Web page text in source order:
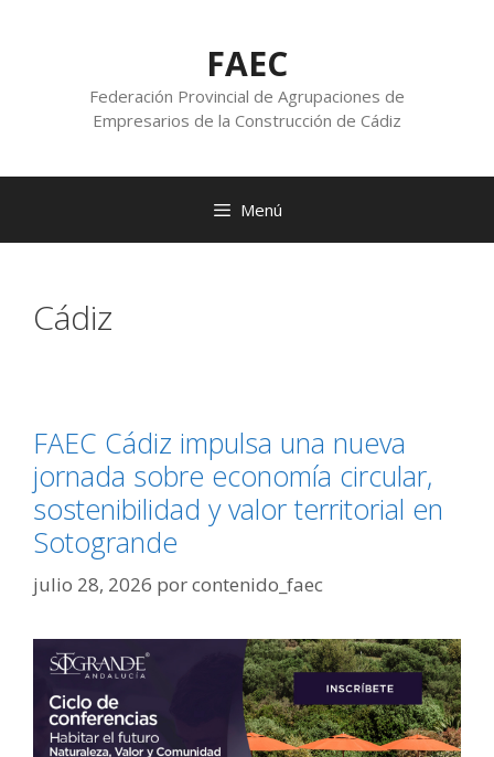
FAEC
Federación Provincial de Agrupaciones de
Empresarios de la Construcción de Cádiz
Menú
Cádiz
FAEC Cádiz impulsa una nueva
jornada sobre economía circular,
sostenibilidad y valor territorial en
Sotogrande
julio 28, 2026 porcontenido_faec